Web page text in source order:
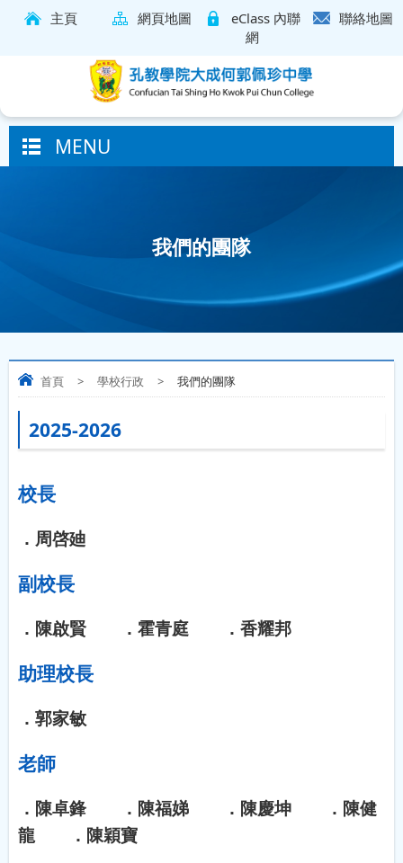
主頁 網頁地圖
eClass 內聯
網
聯絡地圖
MENU
我們的團隊
首頁 > 學校行政 > 我們的團隊
2025-2026
校長
．周啓廸
副校長
．陳啟賢 ．霍青庭 ．香耀邦
助理校長
．郭家敏
老師
．陳卓鋒 ．陳福娣 ．陳慶坤 ．陳健
龍 ．陳穎寶